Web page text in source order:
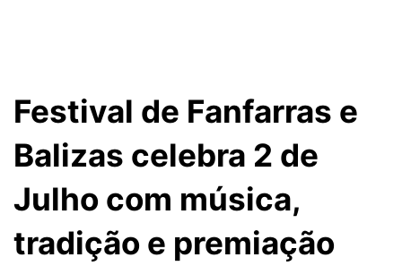
Festival de Fanfarras e
Balizas celebra 2 de
Julho com música,
tradição e premiação